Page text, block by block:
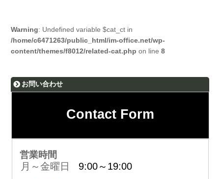
Warning: Undefined variable $cat_ct in
/home/c6471263/public_html/im-office.net/wp-
content/themes/f8012/related-cat.php on line8
お問い合わせ
Contact Form
営業時間
月～金曜日 9:00～19:00